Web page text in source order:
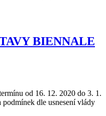
BIENNALE
od 16. 12. 2020 do 3. 1.
podmínek dle usnesení vlády